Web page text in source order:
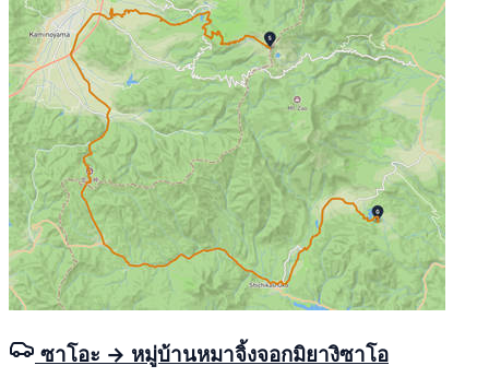
ซาโอะ → หมู่บ้านหมาจิ้งจอกมิยางิซาโอ